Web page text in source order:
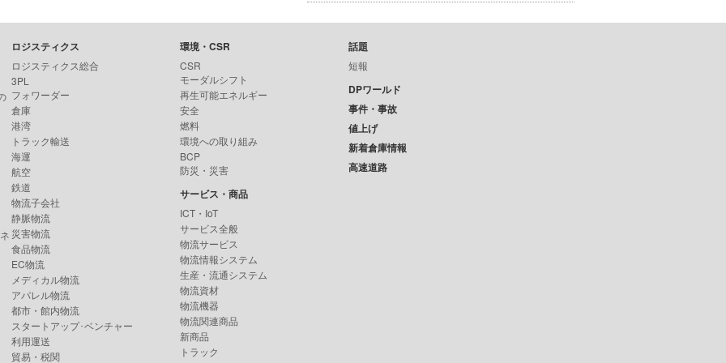
ロジスティクス
ロジスティクス総合
3PL
フォワーダー
倉庫
港湾
トラック輸送
海運
航空
鉄道
物流子会社
静脈物流
災害物流
食品物流
EC物流
メディカル物流
アパレル物流
都市・館内物流
スタートアップ･ベンチャー
利用運送
貿易・税関
環境・CSR
CSR
モーダルシフト
再生可能エネルギー
安全
燃料
環境への取り組み
BCP
防災・災害
サービス・商品
ICT・IoT
サービス全般
物流サービス
物流情報システム
生産・流通システム
物流資材
物流機器
物流関連商品
新商品
トラック
話題
短報
DPワールド
事件・事故
値上げ
新着倉庫情報
高速道路